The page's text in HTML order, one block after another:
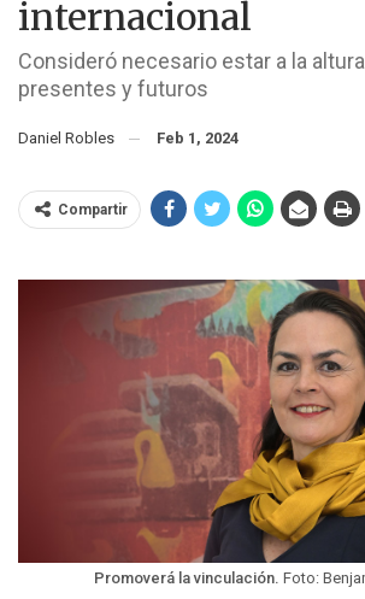
internacional
Consideró necesario estar a la
presentes y futuros
Daniel Robles Feb 1, 2024
Compartir
Promoverá la vinculación. Foto: